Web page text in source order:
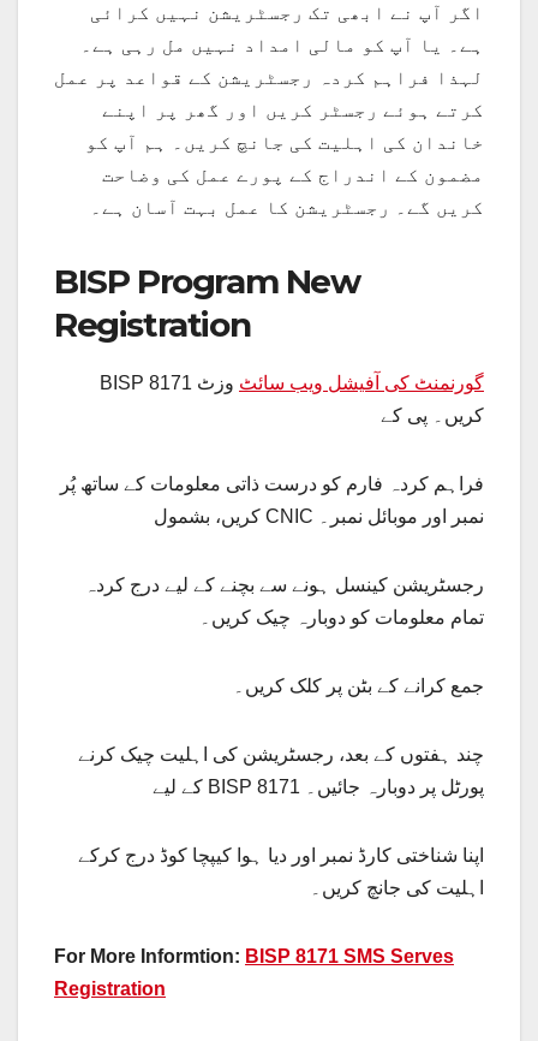
اگر آپ نے ابھی تک رجسٹریشن نہیں کرائی
ہے۔ یا آپ کو مالی امداد نہیں مل رہی ہے۔
لہذا فراہم کردہ رجسٹریشن کے قواعد پر عمل
کرتے ہوئے رجسٹر کریں اور گھر پر اپنے
خاندان کی اہلیت کی جانچ کریں۔ ہم آپ کو
مضمون کے اندراج کے پورے عمل کی وضاحت
کریں گے۔ رجسٹریشن کا عمل بہت آسان ہے۔
BISP Program New
Registration
BISP 8171 گورنمنٹ کی آفیشل ویب سائٹ وزٹ
کریں۔ پی کے
فراہم کردہ فارم کو درست ذاتی معلومات کے ساتھ پُر
کریں، بشمول CNIC نمبر اور موبائل نمبر۔
رجسٹریشن کینسل ہونے سے بچنے کے لیے درج کردہ
تمام معلومات کو دوبارہ چیک کریں۔
جمع کرانے کے بٹن پر کلک کریں۔
چند ہفتوں کے بعد، رجسٹریشن کی اہلیت چیک کرنے
کے لیے BISP 8171 پورٹل پر دوبارہ جائیں۔
اپنا شناختی کارڈ نمبر اور دیا ہوا کیپچا کوڈ درج کرکے
اہلیت کی جانچ کریں۔
For More Informtion: BISP 8171 SMS Serves
Registration